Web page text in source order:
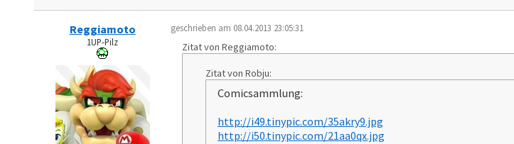
Reggiamoto
1UP-Pilz
geschrieben am 08.04.2013 23:05:31
Zitat von Reggiamoto:
Zitat von Robju:
Comicsammlung:
http://i49.tinypic.com/35akry9.jpg
http://i50.tinypic.com/21aa0qx.jpg